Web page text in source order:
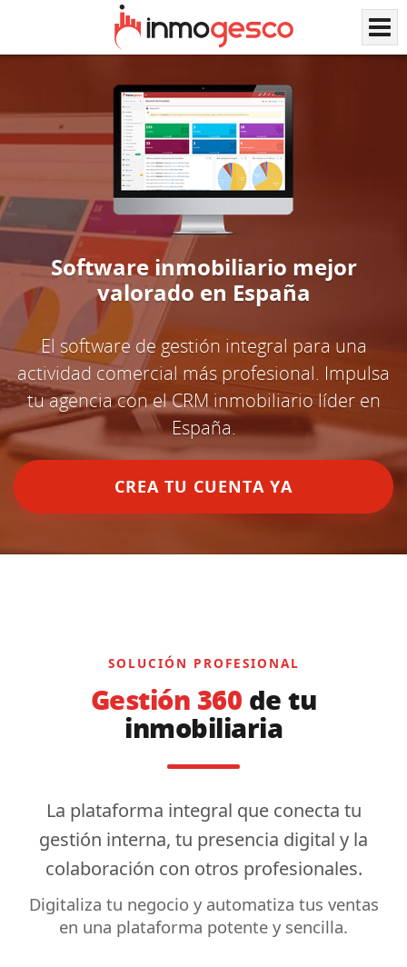
Software inmobiliario mejor
valorado en España
El software de gestión integral para una
actividad comercial más profesional. Impulsa
tu agencia con el CRM inmobiliario líder en
España.
CREA TU CUENTA YA
SOLUCIÓN PROFESIONAL
Gestión 360 de tu
inmobiliaria
La plataforma integral que conecta tu
gestión interna, tu presencia digital y la
colaboración con otros profesionales.
Digitaliza tu negocio y automatiza tus ventas
en una plataforma potente y sencilla.